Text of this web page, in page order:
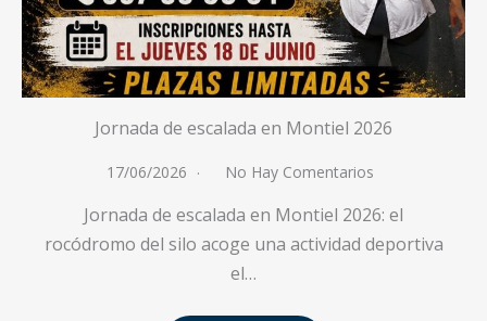
Jornada de escalada en Montiel 2026
17/06/2026 No Hay Comentarios
Jornada de escalada en Montiel 2026: el
rocódromo del silo acoge una actividad deportiva
el…